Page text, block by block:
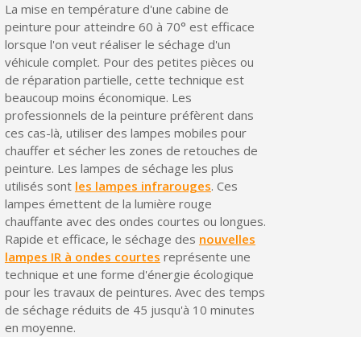
La mise en température d'une cabine de
peinture pour atteindre 60 à 70° est efficace
lorsque l'on veut réaliser le séchage d'un
véhicule complet. Pour des petites pièces ou
de réparation partielle, cette technique est
beaucoup moins économique. Les
professionnels de la peinture préfèrent dans
ces cas-là, utiliser des lampes mobiles pour
chauffer et sécher les zones de retouches de
peinture. Les lampes de séchage les plus
utilisés sont les lampes infrarouges. Ces
lampes émettent de la lumière rouge
chauffante avec des ondes courtes ou longues.
Rapide et efficace, le séchage des nouvelles
lampes IR à ondes courtes représente une
technique et une forme d'énergie écologique
pour les travaux de peintures. Avec des temps
de séchage réduits de 45 jusqu'à 10 minutes
en moyenne.